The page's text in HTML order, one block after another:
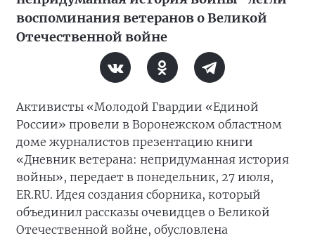
воспоминания ветеранов о Великой
Отечественной войне
Активисты «Молодой Гвардии «Единой
России» провели в Воронежском областном
доме журналистов презентацию книги
«Дневник ветерана: непридуманная история
войны», передает в понедельник, 27 июля,
ER.RU. Идея создания сборника, который
объединил рассказы очевидцев о Великой
Отечественной войне, обусловлена